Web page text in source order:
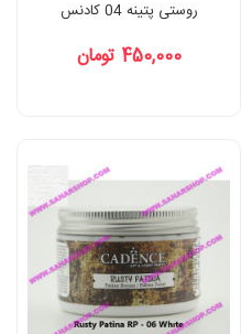
روستی پتینه 04 کادنس
450,000 تومان